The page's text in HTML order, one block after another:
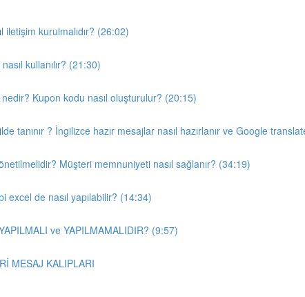
kurulmalıdır? (26:02)
kullanılır? (21:30)
Kupon kodu nasıl oluşturulur? (20:15)
tanınır ? İngilizce hazır mesajlar nasıl hazırlanır ve Google
Müşteri memnuniyeti nasıl sağlanır? (34:19)
excel de nasıl yapılabilir? (14:34)
ve YAPILMAMALIDIR? (9:57)
MESAJ KALIPLARI